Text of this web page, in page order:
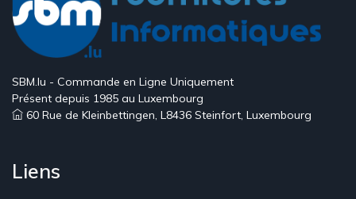
SBM.lu - Commande en Ligne Uniquement
Présent depuis 1985 au Luxembourg
60 Rue de Kleinbettingen, L8436 Steinfort, Luxembourg
Liens